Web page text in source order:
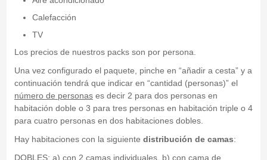
Calefacción
TV
Los precios de nuestros packs son por persona.
Una vez configurado el paquete, pinche en “añadir a cesta” y a
continuación tendrá que indicar en “cantidad (personas)” el
número de personases decir 2 para dos personas en
habitación doble o 3 para tres personas en habitación triple o 4
para cuatro personas en dos habitaciones dobles.
Hay habitaciones con la siguiente distribución de camas:
DOBLES: a) con 2 camas individuales, b) con cama de